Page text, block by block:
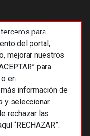
para
del portal,
mejorar nuestros
para
en
más información de
y seleccionar
rechazar las
“RECHAZAR”.
SCCL